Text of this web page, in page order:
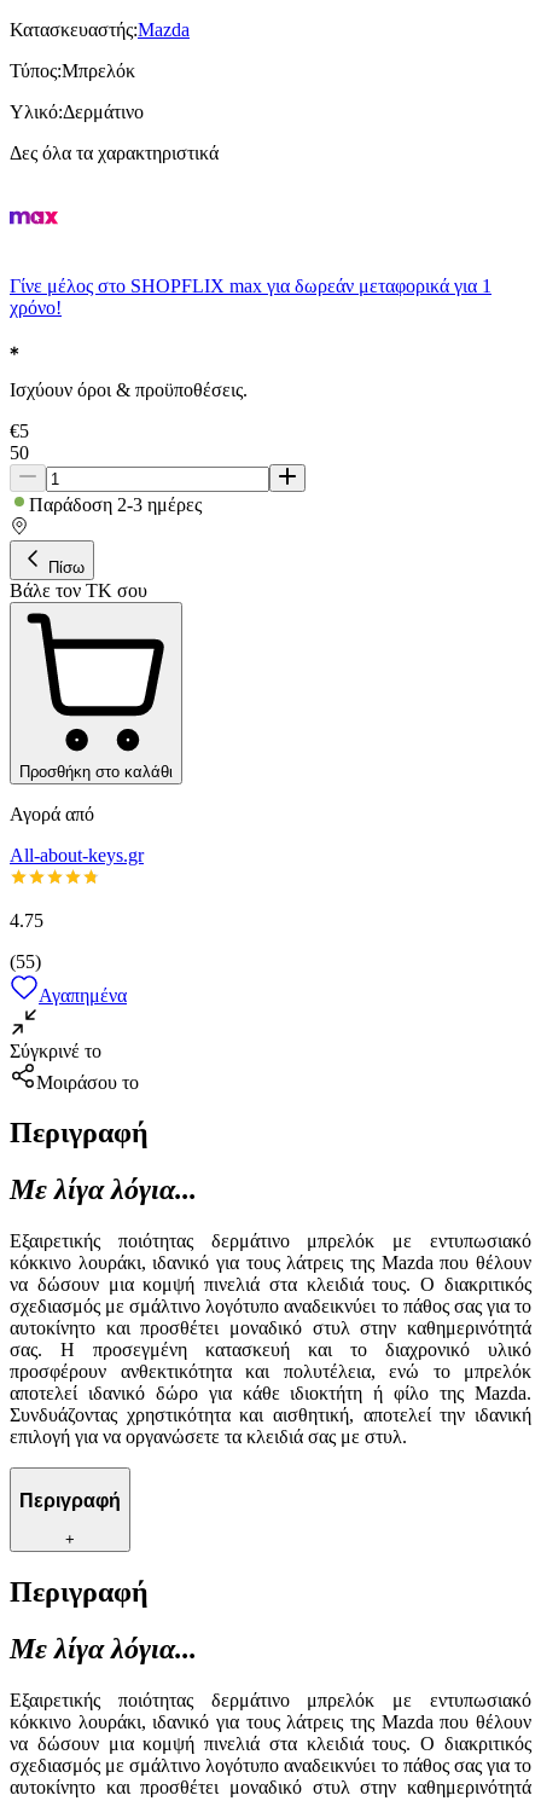
Κατασκευαστής:Mazda
Τύπος:Μπρελόκ
Υλικό:Δερμάτινο
Δες όλα τα χαρακτηριστικά
Γίνε μέλος στο SHOPFLIX max για δωρεάν μεταφορικά για 1
χρόνο!
Ισχύουν όροι & προϋποθέσεις.
€5
50
Παράδοση 2-3 ημέρες
Πίσω
Βάλε τον ΤΚ σου
Προσθήκη στο καλάθι
Αγορά από
All-about-keys.gr
4.75
(55)
Αγαπημένα
Σύγκρινέ το
Μοιράσου το
Περιγραφή
Με λίγα λόγια...
Εξαιρετικής ποιότητας δερμάτινο μπρελόκ με εντυπωσιακό
κόκκινο λουράκι, ιδανικό για τους λάτρεις της Mazda που θέλουν
να δώσουν μια κομψή πινελιά στα κλειδιά τους. Ο διακριτικός
σχεδιασμός με σμάλτινο λογότυπο αναδεικνύει το πάθος σας για το
αυτοκίνητο και προσθέτει μοναδικό στυλ στην καθημερινότητά
σας. Η προσεγμένη κατασκευή και το διαχρονικό υλικό
προσφέρουν ανθεκτικότητα και πολυτέλεια, ενώ το μπρελόκ
αποτελεί ιδανικό δώρο για κάθε ιδιοκτήτη ή φίλο της Mazda.
Συνδυάζοντας χρηστικότητα και αισθητική, αποτελεί την ιδανική
επιλογή για να οργανώσετε τα κλειδιά σας με στυλ.
Περιγραφή
+
Περιγραφή
Με λίγα λόγια...
Εξαιρετικής ποιότητας δερμάτινο μπρελόκ με εντυπωσιακό
κόκκινο λουράκι, ιδανικό για τους λάτρεις της Mazda που θέλουν
να δώσουν μια κομψή πινελιά στα κλειδιά τους. Ο διακριτικός
σχεδιασμός με σμάλτινο λογότυπο αναδεικνύει το πάθος σας για το
αυτοκίνητο και προσθέτει μοναδικό στυλ στην καθημερινότητά